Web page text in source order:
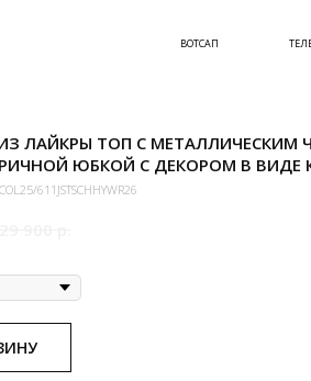
ВОТСАП
ЛАЙКРЫ ТОП С МЕТАЛЛИЧЕСКИМ
ЮБКОЙ С ДЕКОРОМ В ВИДЕ
611JSTSCHHYWR26